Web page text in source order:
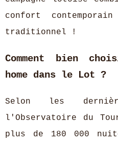
confort
traditionnel !
Comment bien
home dans le Lot ?
Selon les
l'Observatoire du
plus de 180 000